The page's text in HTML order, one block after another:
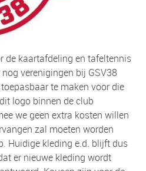
de kaartafdeling en tafeltennis
verenigingen bij GSV38
te maken voor die
logo binnen de club
we geen extra kosten willen
zal moeten worden
Huidige kleding e.d. blijft dus
er nieuwe kleding wordt